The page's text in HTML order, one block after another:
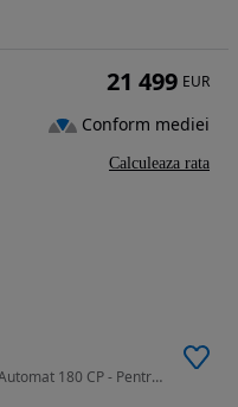
1368 cm3 • 180 CP • Abarth 595 ed. 70, Automat 180 CP - Pentru colecționari și pasionați!
21 499 EUR
Conform mediei
Calculeaza rata